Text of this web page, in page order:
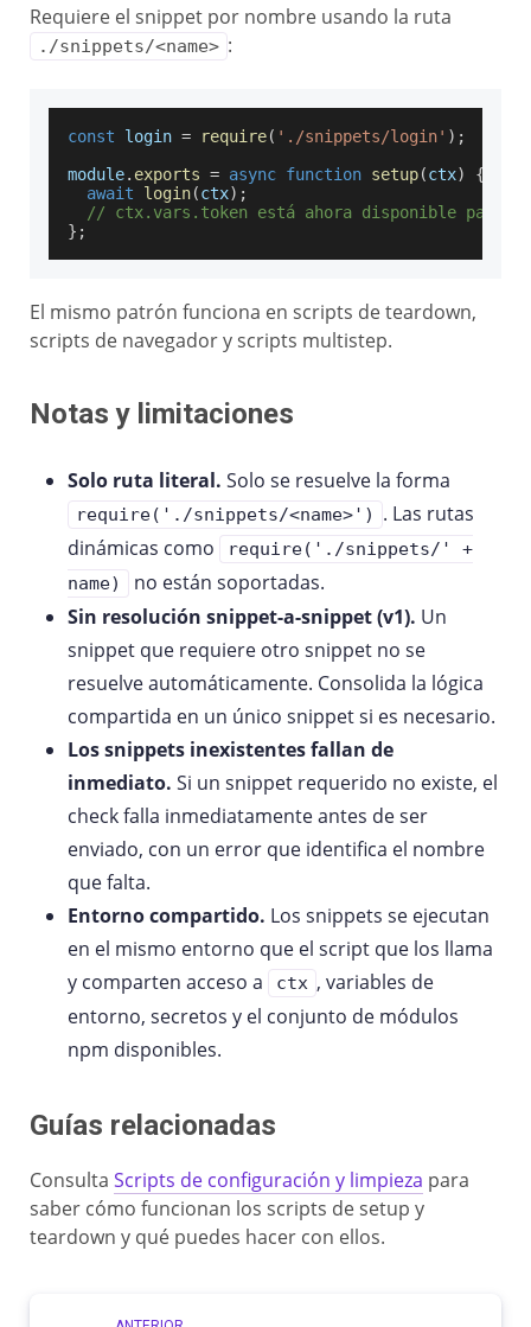
Requiere el snippet por nombre usando la ruta
./snippets/<name> :
const login = require( './snippets/login' ) ;
module. exports = async function setup(ctx)
{
await
login(ctx) ;
// ctx.vars.token está ahora disponible para
} ;
El mismo patrón funciona en scripts de teardown,
scripts de navegador y scripts multistep.
Notas y limitaciones
Solo ruta literal. Solo se resuelve la forma
require('./snippets/<name>')
. Las rutas
dinámicas como
require('./snippets/' +
name)
no están soportadas.
Sin resolución snippet-a-snippet (v1). Un
snippet que requiere otro snippet no se
resuelve automáticamente. Consolida la lógica
compartida en un único snippet si es necesario.
Los snippets inexistentes fallan de
inmediato. Si un snippet requerido no existe, el
check falla inmediatamente antes de ser
enviado, con un error que identifica el nombre
que falta.
Entorno compartido. Los snippets se ejecutan
en el mismo entorno que el script que los llama
y comparten acceso a
ctx , variables de
entorno, secretos y el conjunto de módulos
npm disponibles.
Guías relacionadas
Consulta Scripts de configuración y limpieza para
saber cómo funcionan los scripts de setup y
teardown y qué puedes hacer con ellos.